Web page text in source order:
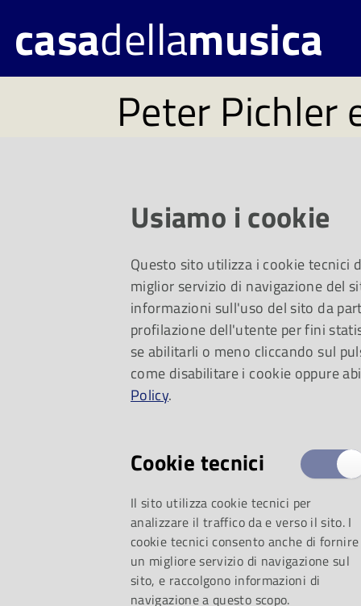
casadellamusica
Peter Pichler
Nell'ambito della
moderna e
novembre, alle
Musica ospita la
Mixturtrautonium
Usiamo i cookie
Questo sito utilizza i cookie tecnici
miglior servizio di navigazione del
informazioni sull'uso del sito da
profilazione dell'utente per fini
se abilitarli o meno cliccando sul
come disabilitare i cookie oppure
Policy.
Cookie tecnici
Il sito utilizza cookie tecnici per
analizzare il traffico da e verso il sito. I
cookie tecnici consento anche di fornire
un migliore servizio di navigazione sul
sito, e raccolgono informazioni di
navigazione a questo scopo.